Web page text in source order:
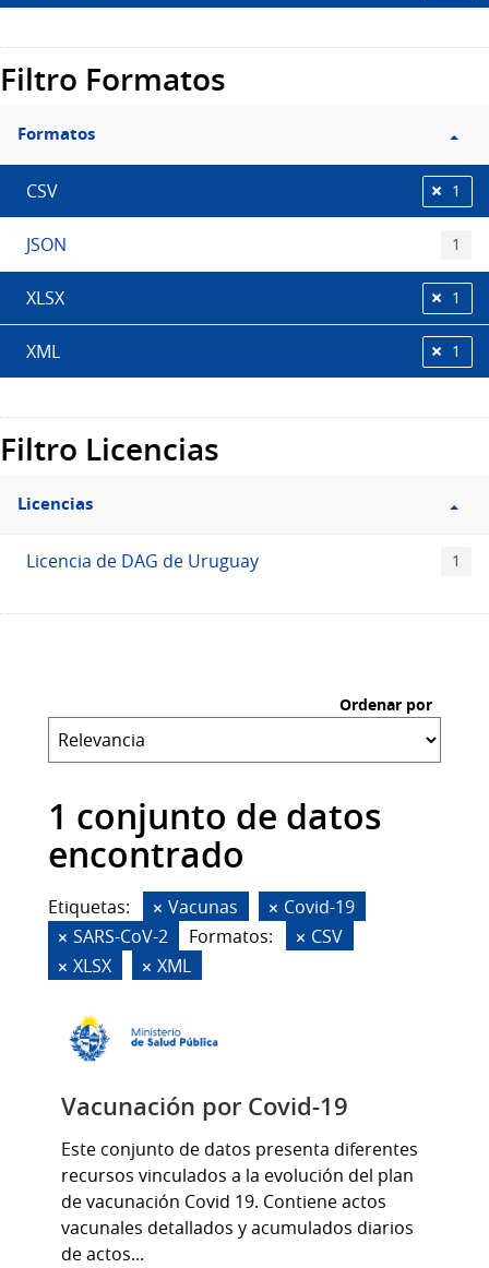
Filtro Formatos
Formatos
CSV 1
JSON 1
XLSX 1
XML 1
Filtro Licencias
Licencias
Licencia de DAG de Uruguay 1
Ordenar por
1 conjunto de datos
encontrado
Etiquetas: Vacunas
Covid-19
SARS-CoV-2
Formatos:
CSV
XLSX
XML
Vacunación por Covid-19
Este conjunto de datos presenta diferentes
recursos vinculados a la evolución del plan
de vacunación Covid 19. Contiene actos
vacunales detallados y acumulados diarios
de actos...